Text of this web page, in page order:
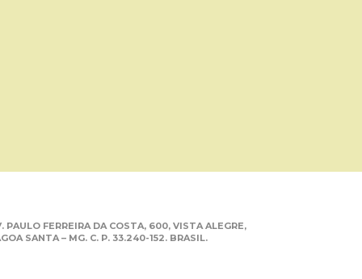
PAULO FERREIRA DA COSTA, 600, VISTA ALEGRE,
SANTA – MG. C. P. 33.240-152. BRASIL.